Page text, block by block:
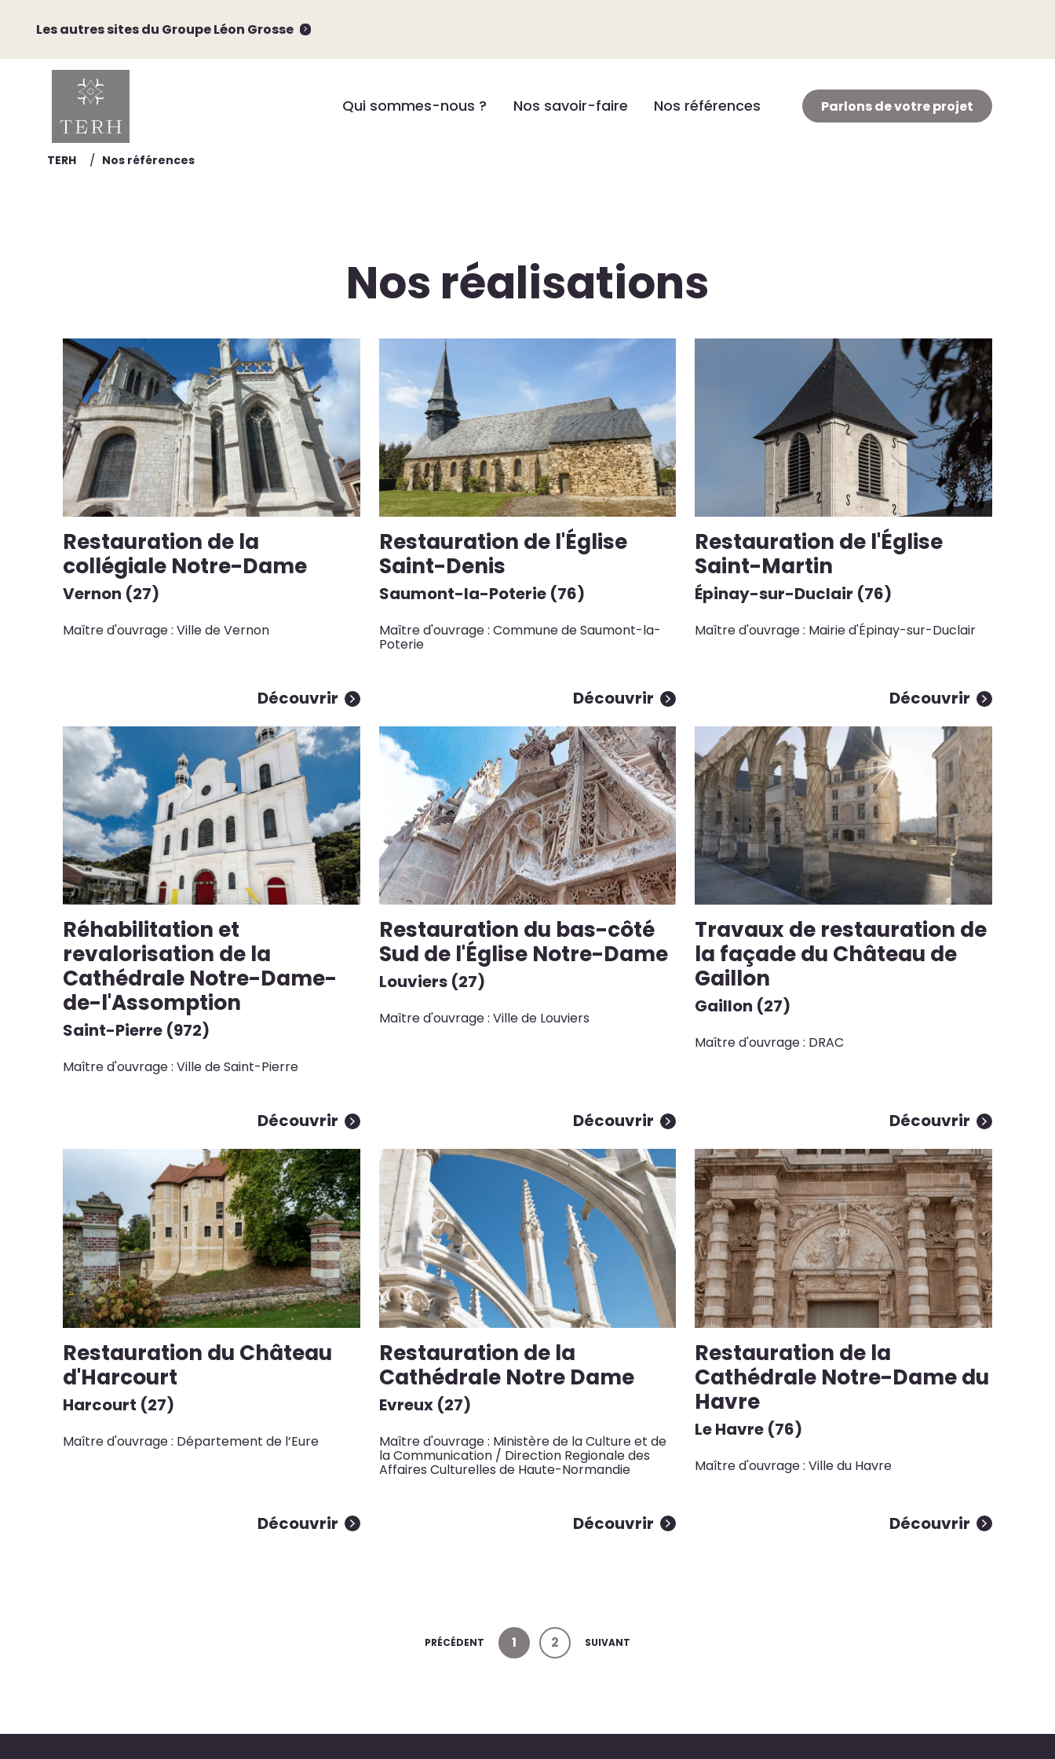
Les autres sites du Groupe Léon Grosse
Parlons de votre projet
Qui sommes-nous ? Nos savoir-faire Nos références
TERH / Nos références
Nos réalisations
Restauration de la
collégiale Notre-Dame
Vernon (27)
Maître d'ouvrage : Ville de Vernon
Découvrir
Restauration de l'Église
Saint-Denis
Saumont-la-Poterie (76)
Maître d'ouvrage : Commune de Saumont-la-
Poterie
Découvrir
Restauration de l'Église
Saint-Martin
Épinay-sur-Duclair (76)
Maître d'ouvrage : Mairie d'Épinay-sur-Duclair
Découvrir
Réhabilitation et
revalorisation de la
Cathédrale Notre-Dame-
de-l'Assomption
Saint-Pierre (972)
Maître d'ouvrage : Ville de Saint-Pierre
Découvrir
Restauration du bas-côté
Sud de l'Église Notre-Dame
Louviers (27)
Maître d'ouvrage : Ville de Louviers
Découvrir
Travaux de restauration de
la façade du Château de
Gaillon
Gaillon (27)
Maître d'ouvrage : DRAC
Découvrir
Restauration du Château
d'Harcourt
Harcourt (27)
Maître d'ouvrage : Département de l’Eure
Découvrir
Restauration de la
Cathédrale Notre Dame
Evreux (27)
Maître d'ouvrage : Ministère de la Culture et de
la Communication / Direction Regionale des
Affaires Culturelles de Haute-Normandie
Découvrir
Restauration de la
Cathédrale Notre-Dame du
Havre
Le Havre (76)
Maître d'ouvrage : Ville du Havre
Découvrir
PRÉCÉDENT 1 2 SUIVANT